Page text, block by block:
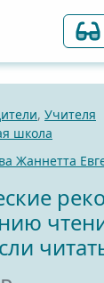
, Учителя
школа
Жаннетта